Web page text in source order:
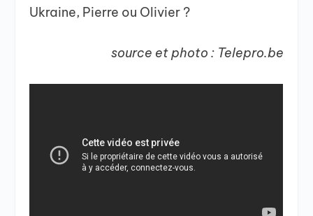
Ukraine, Pierre ou Olivier ?
source et photo : Telepro.be